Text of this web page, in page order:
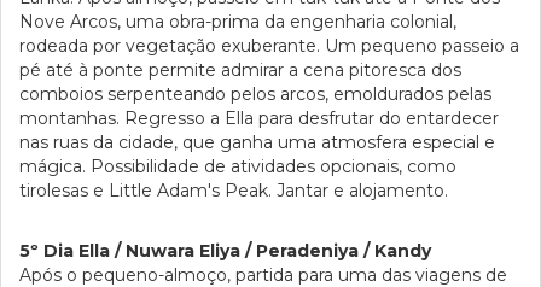
Nove Arcos, uma obra-prima da engenharia colonial,
rodeada por vegetação exuberante. Um pequeno passeio a
pé até à ponte permite admirar a cena pitoresca dos
comboios serpenteando pelos arcos, emoldurados pelas
montanhas. Regresso a Ella para desfrutar do entardecer
nas ruas da cidade, que ganha uma atmosfera especial e
mágica. Possibilidade de atividades opcionais, como
tirolesas e Little Adam's Peak. Jantar e alojamento.
5º Dia Ella / Nuwara Eliya / Peradeniya / Kandy
Após o pequeno-almoço, partida para uma das viagens de